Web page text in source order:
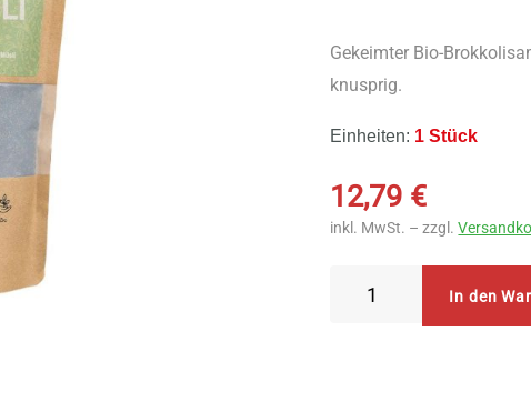
Gekeimter Bio-
knusprig.
Einheiten: 1 Stück
12,79 €
inkl. MwSt. – zzgl.
In den